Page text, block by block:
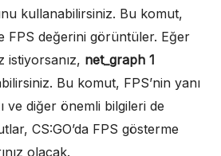
kullanabilirsiniz. Bu komut,
FPS değerini görüntüler. Eğer
istiyorsanız, net_graph 1
Bu komut, FPS’nin yanı
ve diğer önemli bilgileri de
CS:GO’da FPS gösterme
olacak.